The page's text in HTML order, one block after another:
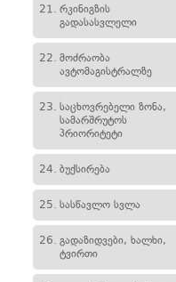
21. რკინიგზის
გადასასვლელი
22. მოძრაობა
ავტომაგისტრალზე
23. საცხოვრებელი ზონა,
სამარშრუტოს
პრიორიტეტი
24. ბუქსირება
25. სასწავლო სვლა
26. გადაზიდვები, ხალხი,
ტვირთი